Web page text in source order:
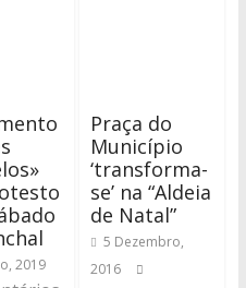
2019
Praça do
Município
‘transforma-
se’ na “Aldeia
de Natal”
5 Dezembro,
2016